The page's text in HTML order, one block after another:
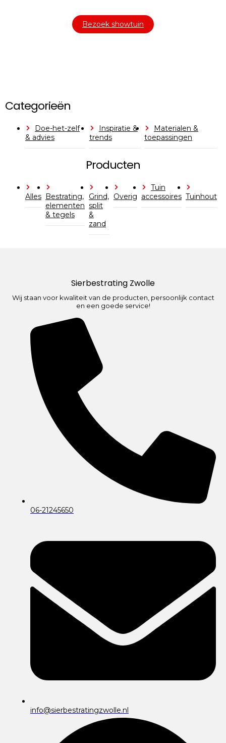
Bezoek showtuin
Categorieën
Doe-het-zelf
& advies
Inspiratie &
trends
Materialen &
toepassingen
Producten
Alles Bestrating,
elementen
& tegels
Grind,
split
&
zand
Overig
Tuin
accessoires Tuinhout
Sierbestrating Zwolle
Wij staan voor kwaliteit van de producten, persoonlijk contact
en een goede service!
06-21245650
info@sierbestratingzwolle.nl